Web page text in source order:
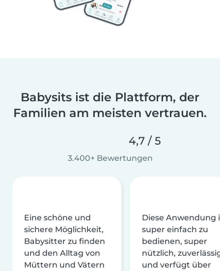
Babysits ist die Plattform, der
Familien am meisten vertrauen.
4,7 / 5
3.400+ Bewertungen
Eine schöne und
sichere Möglichkeit,
Babysitter zu finden
und den Alltag von
Müttern und Vätern
Diese Anwendung
super einfach zu
bedienen, super
nützlich,
und verfügt über